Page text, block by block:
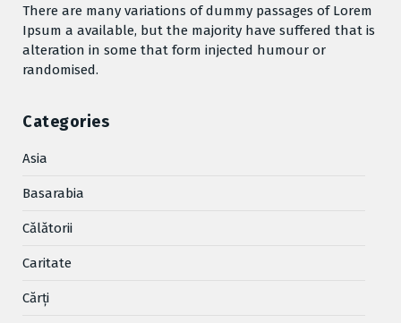
There are many variations of dummy passages of Lorem
Ipsum a available, but the majority have suffered that is
alteration in some that form injected humour or
randomised.
Categories
Asia
Basarabia
Cǎlǎtorii
Caritate
Cărţi